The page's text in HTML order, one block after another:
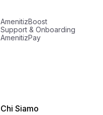
AmenitizBoost
Support & Onboarding
AmenitizPay
Chi Siamo